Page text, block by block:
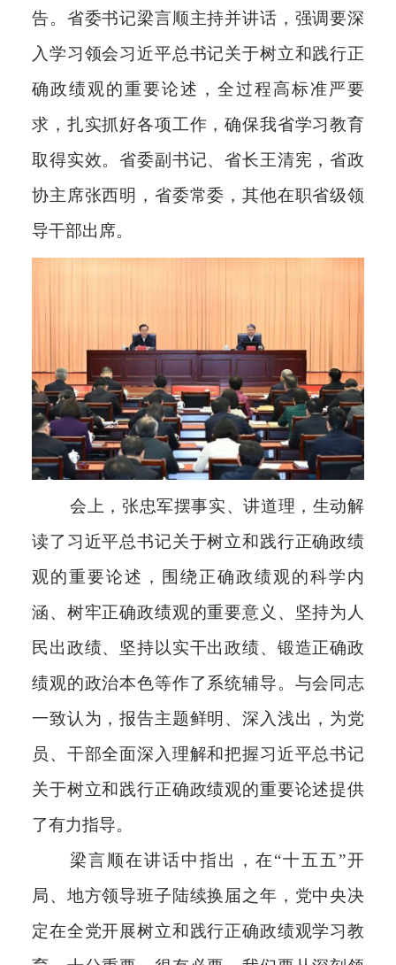
告。省委书记梁言顺主持并讲话，强调要深
入学习领会习近平总书记关于树立和践行正
确政绩观的重要论述，全过程高标准严要
求，扎实抓好各项工作，确保我省学习教育
取得实效。省委副书记、省长王清宪，省政
协主席张西明，省委常委，其他在职省级领
导干部出席。
会上，张忠军摆事实、讲道理，生动解
读了习近平总书记关于树立和践行正确政绩
观的重要论述，围绕正确政绩观的科学内
涵、树牢正确政绩观的重要意义、坚持为人
民出政绩、坚持以实干出政绩、锻造正确政
绩观的政治本色等作了系统辅导。与会同志
一致认为，报告主题鲜明、深入浅出，为党
员、干部全面深入理解和把握习近平总书记
关于树立和践行正确政绩观的重要论述提供
了有力指导。
梁言顺在讲话中指出，在“十五五”开
局、地方领导班子陆续换届之年，党中央决
定在全党开展树立和践行正确政绩观学习教